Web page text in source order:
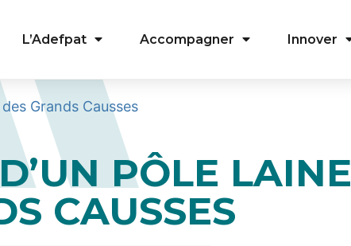
L’Adefpat Accompagner Innover
Grands Causses
PÔLE LAINE
CAUSSES